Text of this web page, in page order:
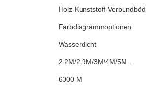
Holz-Kunststoff-
Farbdiagrammoptionen
Wasserdicht
2.2M/2.9M/3M/4M/5M...
6000 M